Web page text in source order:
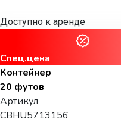
Доступно к аренде
Спец.цена
Контейнер
20 футов
Артикул
CBHU5713156